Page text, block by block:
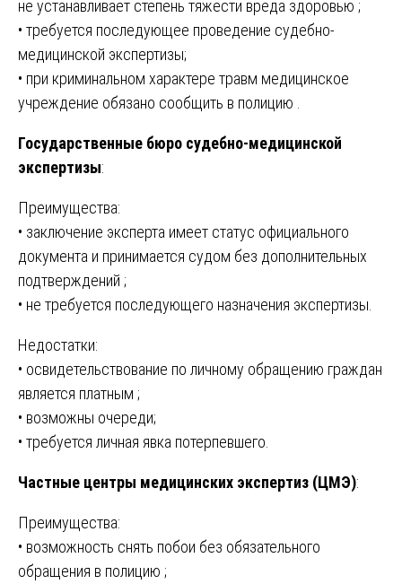
не устанавливает степень тяжести вреда здоровью ;
• требуется последующее проведение судебно-
медицинской экспертизы;
• при криминальном характере травм медицинское
учреждение обязано сообщить в полицию .
Государственные бюро судебно-медицинской
экспертизы:
Преимущества:
• заключение эксперта имеет статус официального
документа и принимается судом без дополнительных
подтверждений ;
• не требуется последующего назначения экспертизы.
Недостатки:
• освидетельствование по личному обращению граждан
является платным ;
• возможны очереди;
• требуется личная явка потерпевшего.
Частные центры медицинских экспертиз (ЦМЭ):
Преимущества:
• возможность снять побои без обязательного
обращения в полицию ;